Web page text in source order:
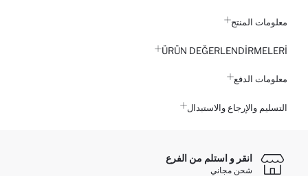
معلومات المنتج
ÜRÜN DEĞERLENDİRMELERİ
معلومات الدفع
التسليم والإرجاع والاستبدال
انقر و استلم من الفرع
شحن مجاني